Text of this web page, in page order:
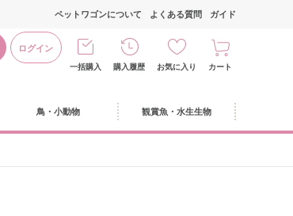
ログイン
ペットワゴンについて よくある質問 ガイド
一括購入 購入履歴 お気に入り カート
鳥・小動物 観賞魚・水生生物